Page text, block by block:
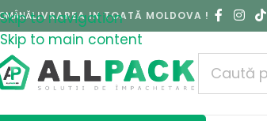
Skip to navigation
Skip to main content
LIVRAREA IN TOATĂ MOLDOVA !